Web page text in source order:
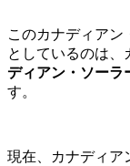
このカナディアン
としているのは、
ディアン・ソーラ
す。
現在、カナディア